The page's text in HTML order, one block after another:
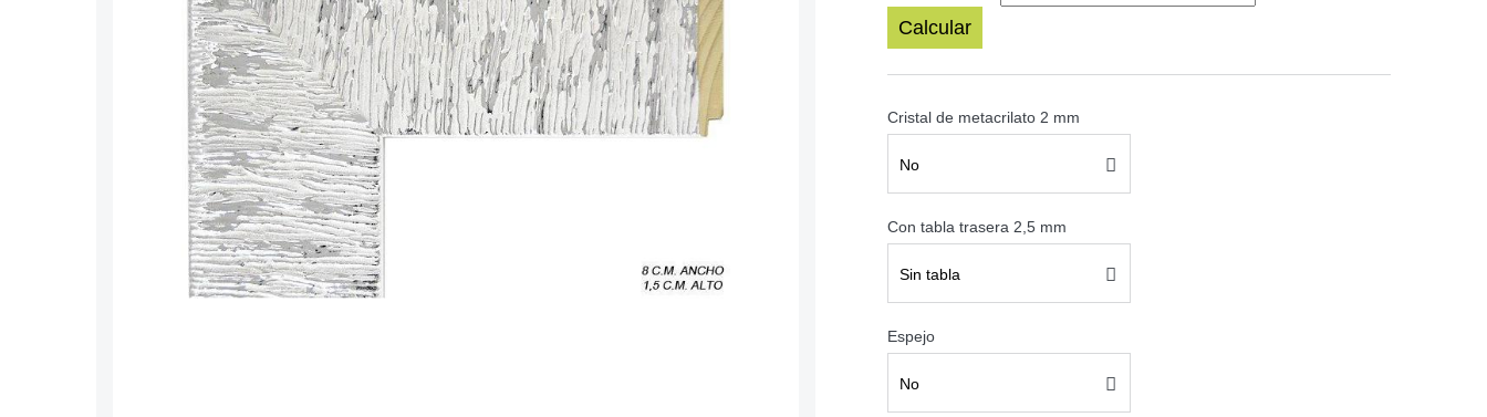
Calcular
Cristal de metacrilato 2 mm
No
Con tabla trasera 2,5 mm
Sin tabla
Espejo
No